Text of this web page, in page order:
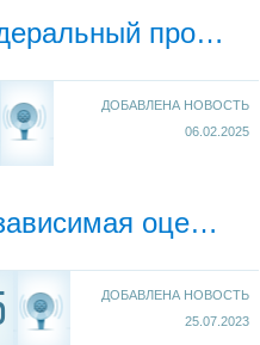
Федеральный проект «Санитарный щит - безопасность для здоровья»
ДОБАВЛЕНА НОВОСТЬ
06.02.2025
Независимая оценка качества условий оказания услуг образовательными организациями Ямало-Ненецкого автономного округа в 2023 году
ДОБАВЛЕНА НОВОСТЬ
25.07.2023